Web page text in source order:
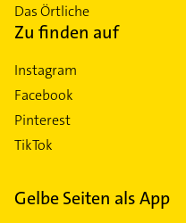
Das Örtliche
Zu finden auf
Instagram
Facebook
Pinterest
TikTok
Gelbe Seiten als App